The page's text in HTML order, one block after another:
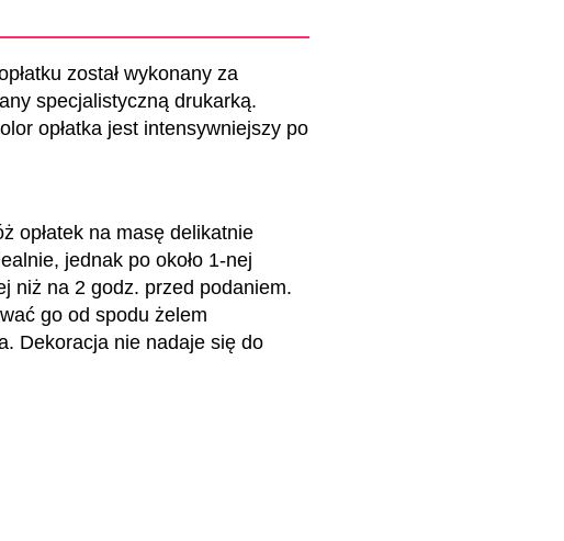
został wykonany za
specjalistyczną drukarką.
opłatka jest intensywniejszy po
opłatek na masę delikatnie
jednak po około 1-nej
niż na 2 godz. przed podaniem.
go od spodu żelem
Dekoracja nie nadaje się do